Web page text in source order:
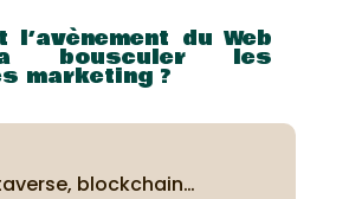
l’avènement du Web
bousculer les
marketing ?
blockchain…